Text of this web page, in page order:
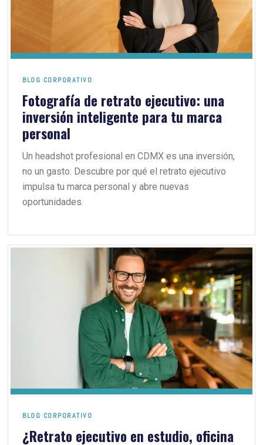
BLOG CORPORATIVO
Fotografía de retrato ejecutivo: una
inversión inteligente para tu marca
personal
Un headshot profesional en CDMX es una inversión,
no un gasto. Descubre por qué el retrato ejecutivo
impulsa tu marca personal y abre nuevas
oportunidades.
BLOG CORPORATIVO
¿Retrato ejecutivo en estudio, oficina